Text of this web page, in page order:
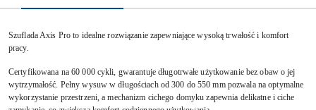
Szuflada Axis Pro to idealne rozwiązanie zapewniające wysoką trwałość i komfort
pracy.
Certyfikowana na 60 000 cykli, gwarantuje długotrwałe użytkowanie bez obaw o jej
wytrzymałość. Pełny wysuw w długościach od 300 do 550 mm pozwala na optymalne
wykorzystanie przestrzeni, a mechanizm cichego domyku zapewnia delikatne i ciche